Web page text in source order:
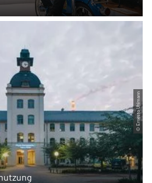
© Ernesto Uhlmann